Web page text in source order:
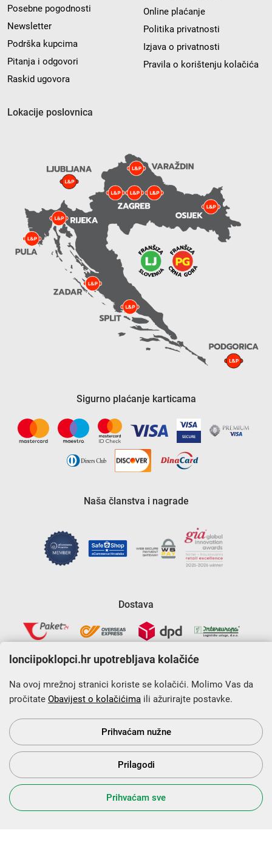
Posebne pogodnosti
Newsletter
Podrška kupcima
Pitanja i odgovori
Raskid ugovora
Online plaćanje
Politika privatnosti
Izjava o privatnosti
Pravila o korištenju kolačića
Lokacije poslovnica
Sigurno plaćanje karticama
Naša članstva i nagrade
Dostava
Krajnji primatelj financijskog instrumenta sufinanciranog iz
Europskog fonda za regionalni razvoj u sklopu Operativnog
programa „Konkurentnost i kohezija”.
s Vama od 2014. godine!
lonciipoklopci.hr upotrebljava kolačiće
Na ovoj mrežnoj stranici koriste se kolačići. Molimo Vas da
pročitate Obavijest o kolačićima ili ažurirajte postavke.
Prihvaćam nužne
Prilagodi
Prihvaćam sve